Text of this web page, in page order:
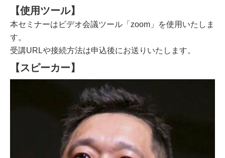
【使用ツール】
本セミナーはビデオ会議ツール「zoom」を使用いたしま
す。
受講URLや接続方法は申込後にお送りいたします。
【スピーカー】